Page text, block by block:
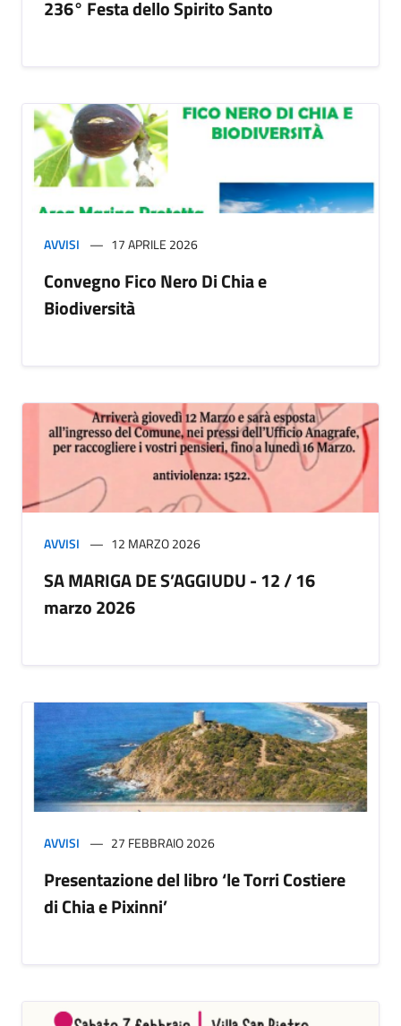
236° Festa dello Spirito Santo
AVVISI 17 APRILE 2026
Convegno Fico Nero Di Chia e
Biodiversità
AVVISI 12 MARZO 2026
SA MARIGA DE S’AGGIUDU - 12 / 16
marzo 2026
AVVISI 27 FEBBRAIO 2026
Presentazione del libro ‘le Torri Costiere
di Chia e Pixinni’